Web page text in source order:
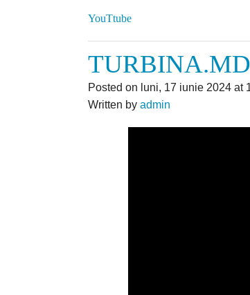
YouTtube
Posted on luni, 17 iunie 2024 at
Written by admin